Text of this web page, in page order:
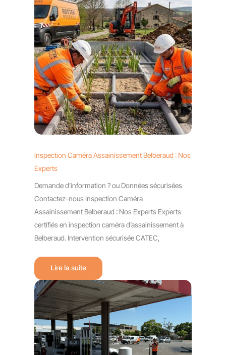
Inspection Caméra Assainissement Belberaud : Nos
Experts
Demande d’information ? ou Données sécurisées
Contactez-nous Inspection Caméra
Assainissement Belberaud : Nos Experts Experts
certifiés en inspection caméra d’assainissement à
Belberaud. Intervention sécurisée CATEC,
Lire la suite